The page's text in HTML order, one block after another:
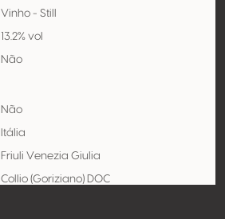
Vinho - Still
13.2% vol
Não
Não
Itália
Friuli Venezia Giulia
Collio (Goriziano) DOC